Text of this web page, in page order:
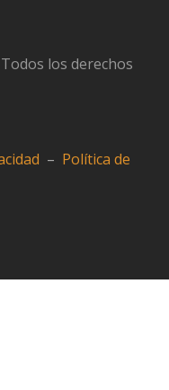
Todos los derechos
– Política de